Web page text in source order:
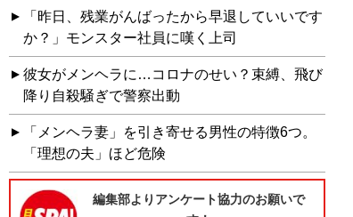
「昨日、残業がんばったから早退していいです
か？」モンスター社員に嘆く上司
彼女がメンヘラに…コロナのせい？束縛、飛び
降り自殺騒ぎで警察出動
「メンヘラ妻」を引き寄せる男性の特徴6つ。
「理想の夫」ほど危険